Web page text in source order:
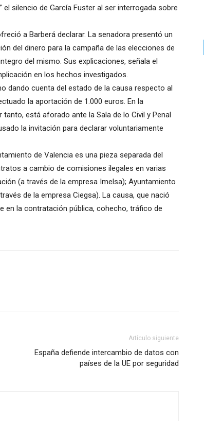
el silencio de García Fuster al ser interrogada sobre
a Barberá declarar. La senadora presentó un
del dinero para la campaña de las elecciones de
del mismo. Sus explicaciones, señala el
en los hechos investigados.
dando cuenta del estado de la causa respecto al
la aportación de 1.000 euros. En la
está aforado ante la Sala de lo Civil y Penal
la invitación para declarar voluntariamente
de Valencia es una pieza separada del
a cambio de comisiones ilegales en varias
(a través de la empresa Imelsa); Ayuntamiento
de la empresa Ciegsa). La causa, que nació
en la contratación pública, cohecho, tráfico de
Artículo siguiente
España defiende intercambio de datos con
países de la UE por seguridad